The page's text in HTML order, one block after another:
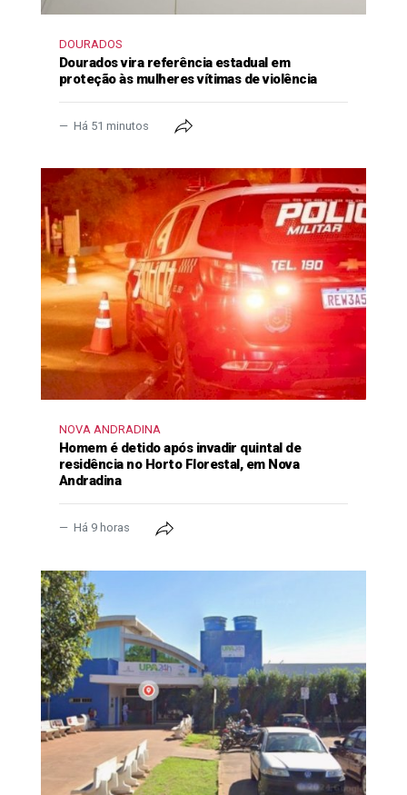
DOURADOS
Dourados vira referência estadual em
proteção às mulheres vítimas de violência
Há 51 minutos
NOVA ANDRADINA
Homem é detido após invadir quintal de
residência no Horto Florestal, em Nova
Andradina
Há 9 horas